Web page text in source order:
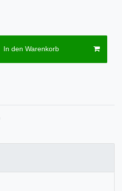
In den Warenkorb